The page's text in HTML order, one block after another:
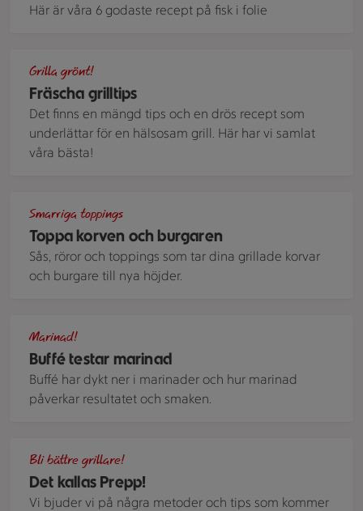
Här är våra 6 godaste recept på fisk i folie
Fräscha grilltips
Grilla grönt!
Det finns en mängd tips och en drös recept som
underlättar för en hälsosam grill. Här har vi samlat
våra bästa!
Toppa korven och burgaren
Smarriga toppings
Sås, röror och toppings som tar dina grillade korvar
och burgare till nya höjder.
Buffé testar marinad
Marinad!
Buffé har dykt ner i marinader och hur marinad
påverkar resultatet och smaken.
Det kallas Prepp!
Bli bättre grillare!
Vi bjuder vi på några metoder och tips som kommer